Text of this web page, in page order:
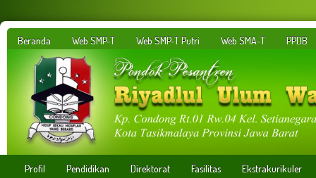
Beranda Web SMP-T Web SMP-T Putri Web SMA-T PPDB
Profil Pendidikan Direktorat Fasilitas
Ekstrakurikuler